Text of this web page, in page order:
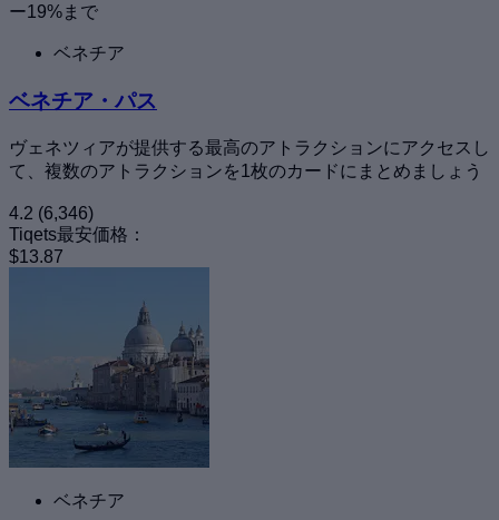
ー19%まで
ベネチア
ベネチア・パス
ヴェネツィアが提供する最高のアトラクションにアクセスし
て、複数のアトラクションを1枚のカードにまとめましょう
4.2 (6,346)
Tiqets最安価格：
$13.87
ベネチア